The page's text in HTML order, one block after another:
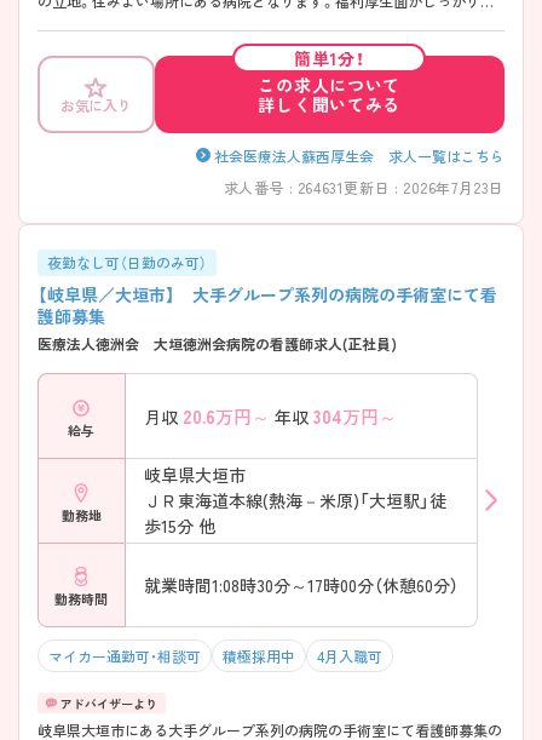
ション(男女可)の寮が完備されています。教育制度も充実しており、中途
入職の方にも、段階に応じた研修がありますので、安心してお仕事に慣れ
ていただけます！認定看護師も院内にさまざま在籍し、レベルの高い看護
医療を提供している病院です。ご興味のある方は是非ご応募ください。
お気に入り
簡単1分！
この求人について
詳しく聞いてみる
社会医療法人蘇西厚生会 求人一覧はこちら
求人番号 : 264631更新日 : 2026年7月23日
夜勤なし可（日勤のみ可）
【岐阜県／大垣市】 大手グループ系列の病院の手術室にて看
護師募集
医療法人徳洲会 大垣徳洲会病院の看護師求人(正社員)
給与
月収 20.6万円～ 年収 304万円～
勤務地
岐阜県大垣市
ＪＲ東海道本線(熱海－米原)「大垣駅」徒
歩15分 他
勤務時間
就業時間1:08時30分～17時00分（休憩60分）
マイカー通勤可・相談可 積極採用中 4月入職可
岐阜県大垣市にある大手グループ系列の病院の手術室にて看護師募集の